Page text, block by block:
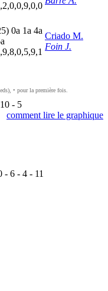
0a 1a 4a
a
Criado M.
Foin J.
• pour la première fois.
10 - 5
comment lire le graphique
- 6 - 4 - 11